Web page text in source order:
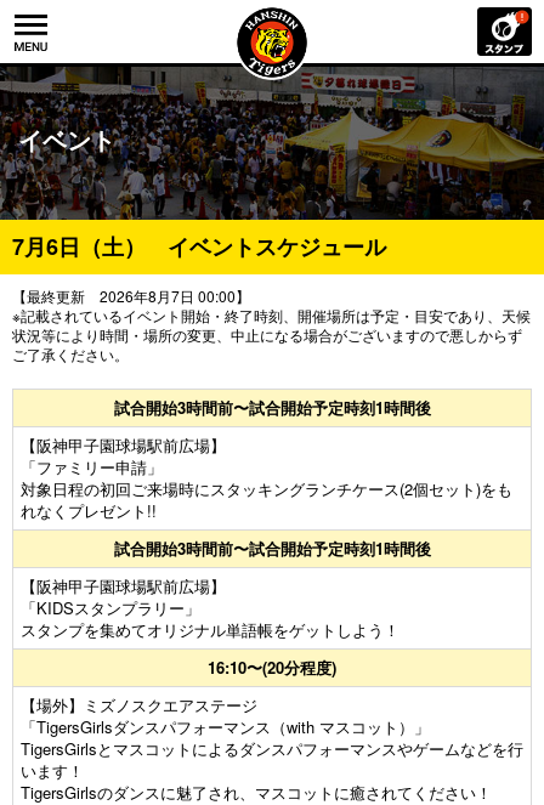
イベント
7月6日（土） イベントスケジュール
【最終更新 2026年8月7日 00:00】
※記載されているイベント開始・終了時刻、開催場所は予定・目安であり、天候
状況等により時間・場所の変更、中止になる場合がございますので悪しからず
ご了承ください。
試合開始3時間前〜試合開始予定時刻1時間後
【阪神甲子園球場駅前広場】
「ファミリー申請」
対象日程の初回ご来場時にスタッキングランチケース(2個セット)をも
れなくプレゼント!!
試合開始3時間前〜試合開始予定時刻1時間後
【阪神甲子園球場駅前広場】
「KIDSスタンプラリー」
スタンプを集めてオリジナル単語帳をゲットしよう！
16:10〜(20分程度)
【場外】ミズノスクエアステージ
「TigersGirlsダンスパフォーマンス（with マスコット）」
TigersGirlsとマスコットによるダンスパフォーマンスやゲームなどを行
います！
TigersGirlsのダンスに魅了され、マスコットに癒されてください！